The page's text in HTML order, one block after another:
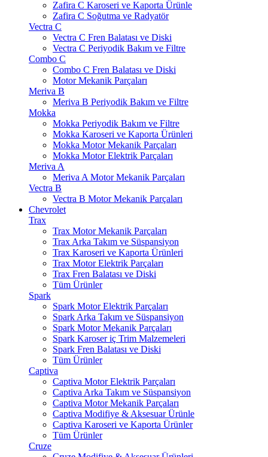
Zafira C Karoseri ve Kaporta Ürünle
Zafira C Soğutma ve Radyatör
Vectra C
Vectra C Fren Balatası ve Diski
Vectra C Periyodik Bakım ve Filtre
Combo C
Combo C Fren Balatası ve Diski
Motor Mekanik Parçaları
Meriva B
Meriva B Periyodik Bakım ve Filtre
Mokka
Mokka Periyodik Bakım ve Filtre
Mokka Karoseri ve Kaporta Ürünleri
Mokka Motor Mekanik Parçaları
Mokka Motor Elektrik Parçaları
Meriva A
Meriva A Motor Mekanik Parçaları
Vectra B
Vectra B Motor Mekanik Parçaları
Chevrolet
Trax
Trax Motor Mekanik Parçaları
Trax Arka Takım ve Süspansiyon
Trax Karoseri ve Kaporta Ürünleri
Trax Motor Elektrik Parçaları
Trax Fren Balatası ve Diski
Tüm Ürünler
Spark
Spark Motor Elektrik Parçaları
Spark Arka Takım ve Süspansiyon
Spark Motor Mekanik Parçaları
Spark Karoser iç Trim Malzemeleri
Spark Fren Balatası ve Diski
Tüm Ürünler
Captiva
Captiva Motor Elektrik Parçaları
Captiva Arka Takım ve Süspansiyon
Captiva Motor Mekanik Parçaları
Captiva Modifiye & Aksesuar Ürünle
Captiva Karoseri ve Kaporta Ürünler
Tüm Ürünler
Cruze